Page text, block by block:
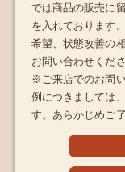
では商品の販売に
を入れております
希望、状態改善の
お問い合わせくださ
※ご来店でのお問
例につきましては
す。あらかじめご